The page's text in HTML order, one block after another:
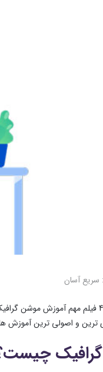
سریع آسان
در این مقاله 40 فیلم مهم
ترین و اصولی ترین آموزش